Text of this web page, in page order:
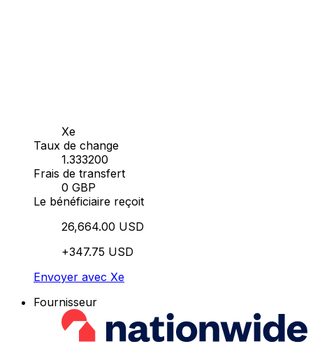
Xe
Taux de change
1.333200
Frais de transfert
0 GBP
Le bénéficiaire reçoit
26,664.00 USD
+347.75 USD
Envoyer avec Xe
Fournisseur